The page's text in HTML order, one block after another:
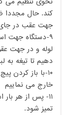
کند. حال مجددا
جهت عقب در
۹-دستگاه جهت
لوله و در جهت
دهیم تا تیغه به
۱۰-با باز کردن
خارج می نماییم
۱۱- پس از هر
تمیز شود.